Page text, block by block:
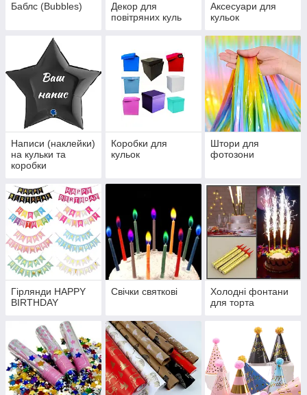
Баблс (Bubbles)
Декор для
повітряних куль
Аксесуари для
кульок
Написи (наклейки)
на кульки та
коробки
Коробки для
кульок
Штори для
фотозони
Гірлянди HAPPY
BIRTHDAY
Свічки святкові
Холодні фонтани
для торта